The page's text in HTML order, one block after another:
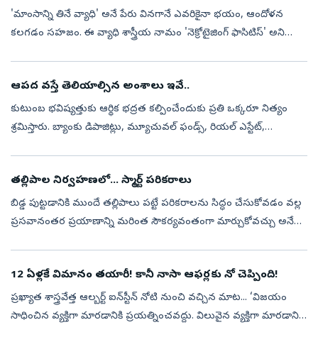
'మాంసాన్ని తినే వ్యాధి' అనే పేరు వినగానే ఎవరికైనా భయం, ఆందోళన
కలగడం సహజం. ఈ వ్యాధి శాస్త్రీయ నామం 'నెక్రోటైజింగ్ ఫాసిటిస్' అని
ఆపద వస్తే తెలియాల్సిన అంశాలు ఇవే..
కుటుంబ భవిష్యత్తుకు ఆర్థిక భద్రత కల్పించేందుకు ప్రతి ఒక్కరూ నిత్యం
శ్రమిస్తారు. బ్యాంకు డిపాజిట్లు, మ్యూచువల్ ఫండ్స్, రియల్ ఎస్టేట్,
తల్లిపాల నిర్వహణలో... స్మార్ట్‌ పరికరాలు
బిడ్డ పుట్టడానికి ముందే తల్లిపాలు పట్టే పరికరాలను సిద్ధం చేసుకోవడం వల్ల
ప్రసవానంతర ప్రయాణాన్ని మరింత సౌకర్యవంతంగా మార్చుకోవచ్చు అనేది
12 ఏళ్లకే విమానం తయారీ! కానీ నాసా ఆఫర్లకు నో చెప్పింది!
ప్రఖ్యాత శాస్త్రవేత్త ఆల్బర్ట్‌ ఐన్‌స్టీన్‌ నోటి నుంచి వచ్చిన మాట... ‘విజయం
సాధించిన వ్యక్తిగా మారడానికి ప్రయత్నించవద్దు. విలువైన వ్యక్తిగా మారడానికి